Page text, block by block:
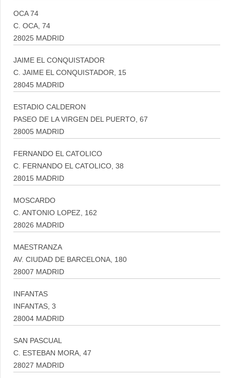
OCA 74
C. OCA, 74
28025 MADRID
JAIME EL CONQUISTADOR
C. JAIME EL CONQUISTADOR, 15
28045 MADRID
ESTADIO CALDERON
PASEO DE LA VIRGEN DEL PUERTO, 67
28005 MADRID
FERNANDO EL CATOLICO
C. FERNANDO EL CATOLICO, 38
28015 MADRID
MOSCARDO
C. ANTONIO LOPEZ, 162
28026 MADRID
MAESTRANZA
AV. CIUDAD DE BARCELONA, 180
28007 MADRID
INFANTAS
INFANTAS, 3
28004 MADRID
SAN PASCUAL
C. ESTEBAN MORA, 47
28027 MADRID